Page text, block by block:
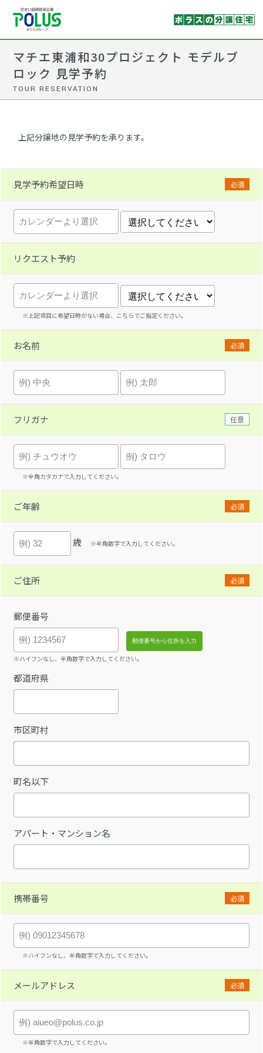
マチエ東浦和30プロジェクト モデルブ
ロック 見学予約
TOUR RESERVATION
上記分譲地の見学予約を承ります。
見学予約希望日時 必須
リクエスト予約
※上記項目に希望日時がない場合、こちらでご指定ください。
お名前 必須
フリガナ 任意
※全角カタカナで入力してください。
ご年齢 必須
歳 ※半角数字で入力してください。
ご住所 必須
郵便番号
※ハイフンなし、半角数字で入力してください。
都道府県
市区町村
町名以下
アパート・マンション名
携帯番号 必須
※ハイフンなし、半角数字で入力してください。
メールアドレス 必須
※半角数字で入力してください。